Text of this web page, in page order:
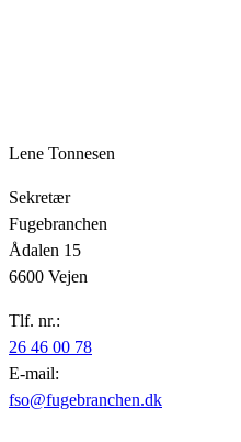
Lene Tonnesen
Sekretær
Fugebranchen
Ådalen 15
6600 Vejen
Tlf. nr.:
26 46 00 78
E-mail:
fso@fugebranchen.dk